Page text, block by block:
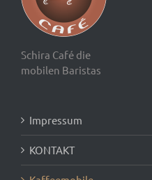
Schira Café die
mobilen Baristas
Impressum
KONTAKT